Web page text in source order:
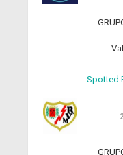
Spotted